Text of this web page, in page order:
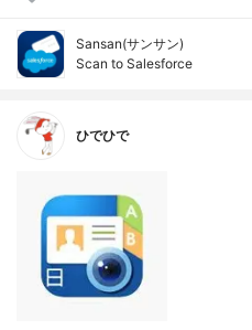
Sansan(サンサン)
Scan to Salesforce
ひでひで